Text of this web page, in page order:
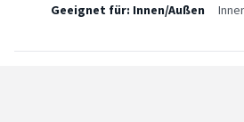
Geeignet für: Innen/Außen